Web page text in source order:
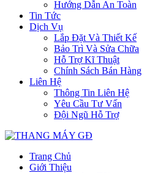
Hướng Dẫn An Toàn
Tin Tức
Dịch Vụ
Lắp Đặt Và Thiết Kế
Bảo Trì Và Sửa Chữa
Hỗ Trợ Kĩ Thuật
Chính Sách Bán Hàng
Liên Hệ
Thông Tin Liên Hệ
Yêu Cầu Tư Vấn
Đội Ngũ Hỗ Trợ
Trang Chủ
Giới Thiệu